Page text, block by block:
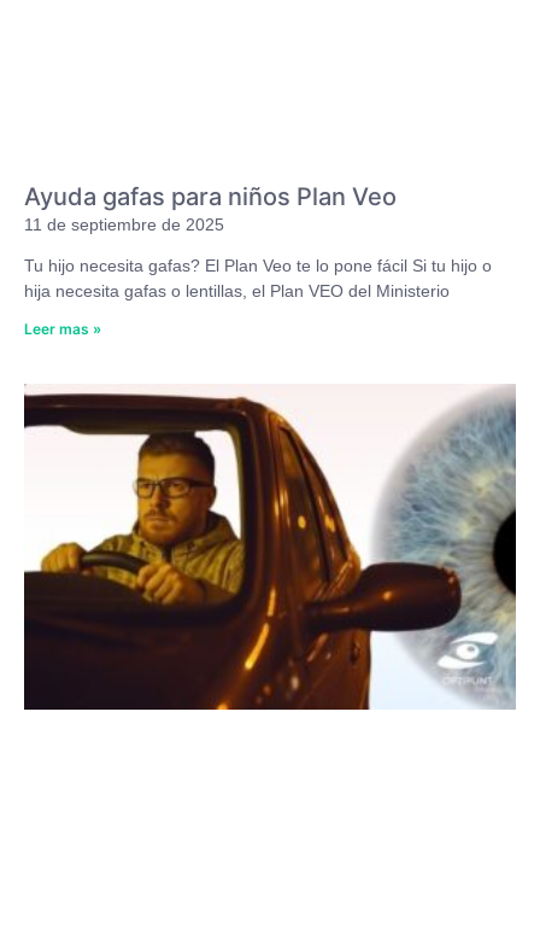
Ayuda gafas para niños Plan Veo
11 de septiembre de 2025
Tu hijo necesita gafas? El Plan Veo te lo pone fácil Si tu hijo o
hija necesita gafas o lentillas, el Plan VEO del Ministerio
Leer mas »